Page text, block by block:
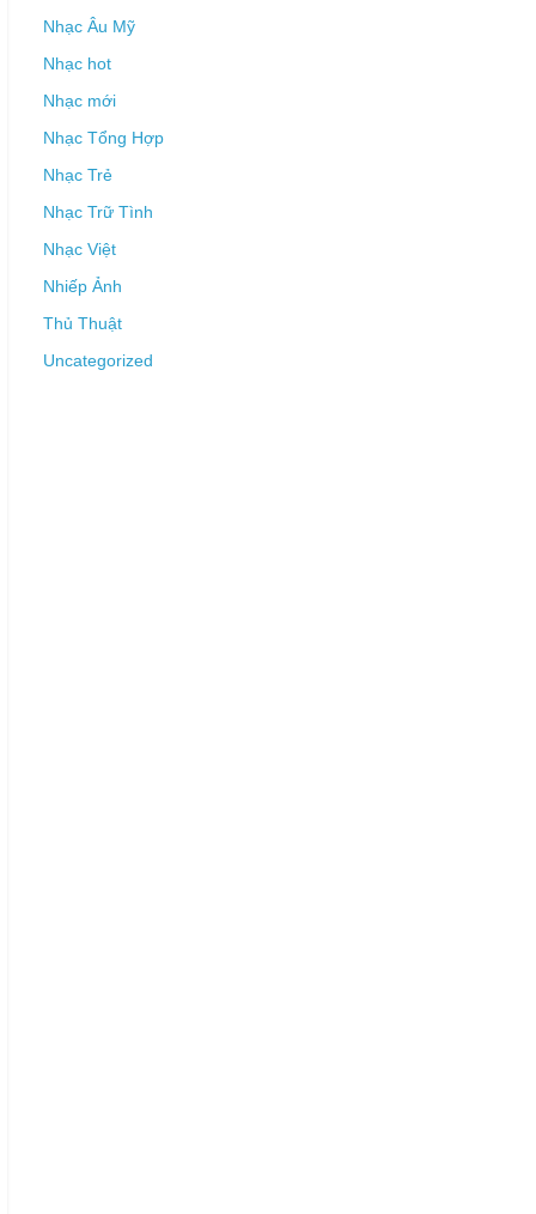
Nhạc Âu Mỹ
Nhạc hot
Nhạc mới
Nhạc Tổng Hợp
Nhạc Trẻ
Nhạc Trữ Tình
Nhạc Việt
Nhiếp Ảnh
Thủ Thuật
Uncategorized